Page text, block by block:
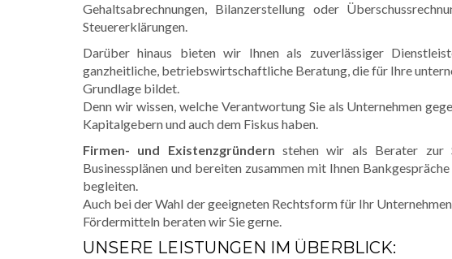
Gehaltsabrechnungen, Bilanzerstellung oder
Steuererklärungen.
Darüber hinaus bieten wir Ihnen als zuverlässiger
ganzheitliche, betriebswirtschaftliche Beratung, die für Ihre
Grundlage bildet.
Denn wir wissen, welche Verantwortung Sie als Unternehmen
Kapitalgebern und auch dem Fiskus haben.
Firmen- und Existenzgründern stehen wir als Berater zur
Businessplänen und bereiten zusammen mit Ihnen
begleiten.
Auch bei der Wahl der geeigneten Rechtsform für Ihr
Fördermitteln beraten wir Sie gerne.
UNSERE LEISTUNGEN IM ÜBERBLICK: